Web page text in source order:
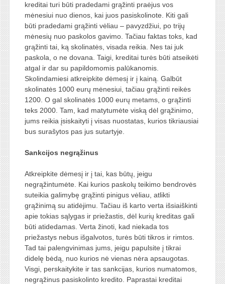
kreditai turi būti pradedami grąžinti praėjus vos
mėnesiui nuo dienos, kai juos pasiskolinote. Kiti gali
būti pradedami grąžinti vėliau – pavyzdžiui, po trijų
mėnesių nuo paskolos gavimo. Tačiau faktas toks, kad
grąžinti tai, ką skolinatės, visada reikia. Nes tai juk
paskola, o ne dovana. Taigi, kreditai turės būti atseikėti
atgal ir dar su papildomomis palūkanomis.
Skolindamiesi atkreipkite dėmesį ir į kainą. Galbūt
skolinatės 1000 eurų mėnesiui, tačiau grąžinti reikės
1200. O gal skolinatės 1000 eurų metams, o grąžinti
teks 2000. Tam, kad matytumėte viską dėl grąžinimo,
jums reikia įsiskaityti į visas nuostatas, kurios tikriausiai
bus surašytos pas jus sutartyje.
Sankcijos negrąžinus
Atkreipkite dėmesį ir į tai, kas būtų, jeigu
negrąžintumėte. Kai kurios paskolų teikimo bendrovės
suteikia galimybę grąžinti pinigus vėliau, atlikti
grąžinimą su atidėjimu. Tačiau iš karto verta išsiaiškinti
apie tokias sąlygas ir priežastis, dėl kurių kreditas gali
būti atidedamas. Verta žinoti, kad niekada tos
priežastys nebus išgalvotos, turės būti tikros ir rimtos.
Tad tai palengvinimas jums, jeigu papulsite į tikrai
didelę bėdą, nuo kurios nė vienas nėra apsaugotas.
Visgi, perskaitykite ir tas sankcijas, kurios numatomos,
negrąžinus pasiskolinto kredito. Paprastai kreditai